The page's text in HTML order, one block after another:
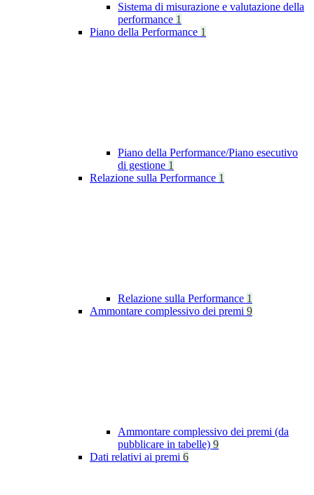
Sistema di misurazione e valutazione della
performance 1
Piano della Performance 1
Piano della Performance/Piano esecutivo
di gestione 1
Relazione sulla Performance 1
Relazione sulla Performance 1
Ammontare complessivo dei premi 9
Ammontare complessivo dei premi (da
pubblicare in tabelle) 9
Dati relativi ai premi 6